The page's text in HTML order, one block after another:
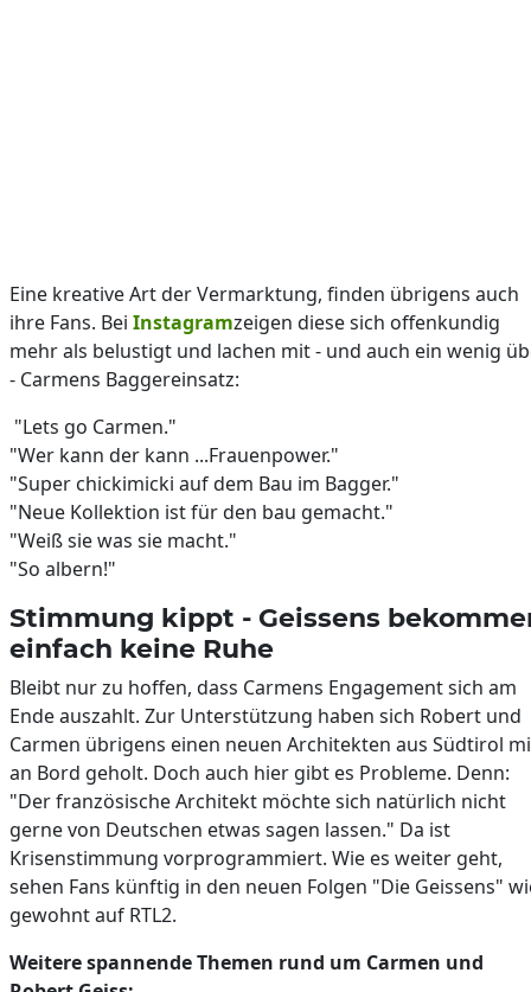
Eine kreative Art der Vermarktung, finden übrigens auch
ihre Fans. Bei Instagramzeigen diese sich offenkundig
mehr als belustigt und lachen mit - und auch ein wenig
- Carmens Baggereinsatz:
"Lets go Carmen."
"Wer kann der kann ...Frauenpower."
"Super chickimicki auf dem Bau im Bagger."
"Neue Kollektion ist für den bau gemacht."
"Weiß sie was sie macht."
"So albern!"
Stimmung kippt - Geissens
einfach keine Ruhe
Bleibt nur zu hoffen, dass Carmens Engagement sich am
Ende auszahlt. Zur Unterstützung haben sich Robert und
Carmen übrigens einen neuen Architekten aus Südtirol
an Bord geholt. Doch auch hier gibt es Probleme. Denn:
"Der französische Architekt möchte sich natürlich nicht
gerne von Deutschen etwas sagen lassen." Da ist
Krisenstimmung vorprogrammiert. Wie es weiter geht,
sehen Fans künftig in den neuen Folgen "Die Geissens"
gewohnt auf RTL2.
Weitere spannende Themen rund um Carmen und